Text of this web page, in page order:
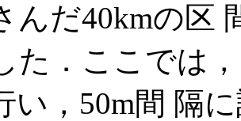
んだ40kmの区
た．ここでは
い，50m間 隔